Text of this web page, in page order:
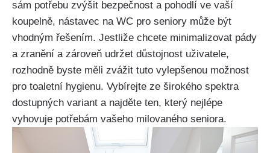
sám potřebu zvýšit bezpečnost a pohodlí ve vaší
koupelně, nástavec na WC pro seniory může být
vhodným řešením. Jestliže chcete minimalizovat pády
a zranění a zároveň udržet důstojnost uživatele,
rozhodně byste měli zvážit tuto vylepšenou možnost
pro toaletní hygienu. Vybírejte ze širokého spektra
dostupných variant a najděte ten, který nejlépe
vyhovuje potřebám vašeho milovaného seniora.